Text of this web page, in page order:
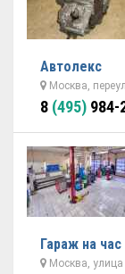
Автолекс
Москва,
8 (495) 984-
Гараж на
Москва,